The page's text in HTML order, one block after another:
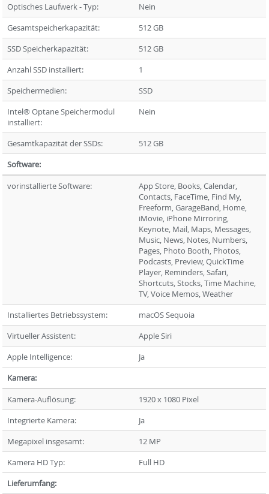
Optisches Laufwerk - Typ:
Nein
Gesamtspeicherkapazität:
512 GB
SSD Speicherkapazität:
512 GB
Anzahl SSD installiert:
1
Speichermedien:
SSD
Intel® Optane Speichermodul
installiert:
Nein
Gesamtkapazität der SSDs:
512 GB
Software:
vorinstallierte Software:
App Store, Books, Calendar,
Contacts, FaceTime, Find My,
Freeform, GarageBand, Home,
iMovie, iPhone Mirroring,
Keynote, Mail, Maps, Messages,
Music, News, Notes, Numbers,
Pages, Photo Booth, Photos,
Podcasts, Preview, QuickTime
Player, Reminders, Safari,
Shortcuts, Stocks, Time Machine,
TV, Voice Memos, Weather
Installiertes Betriebssystem:
macOS Sequoia
Virtueller Assistent:
Apple Siri
Apple Intelligence:
Ja
Kamera:
Kamera-Auflösung:
1920 x 1080 Pixel
Integrierte Kamera:
Ja
Megapixel insgesamt:
12 MP
Kamera HD Typ:
Full HD
Lieferumfang: